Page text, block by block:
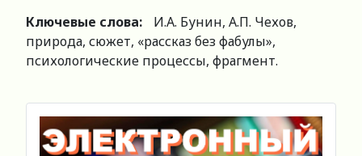
Ключевые слова:
И.А. Бунин, А.П. Чехов,
природа, сюжет, «рассказ без фабулы»,
психологические процессы, фрагмент.